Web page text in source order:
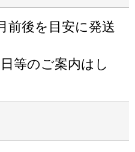
前後を目安に発送
等のご案内はし